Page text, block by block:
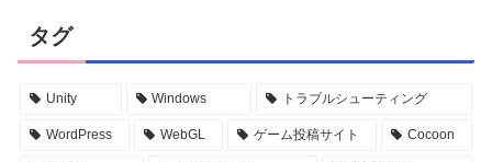
タグ
Unity Windows トラブルシューティング
WordPress WebGL ゲーム投稿サイト Cocoon